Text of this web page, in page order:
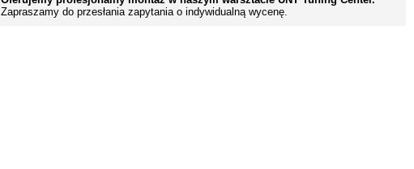
Zapraszamy do przesłania zapytania o indywidualną wycenę.